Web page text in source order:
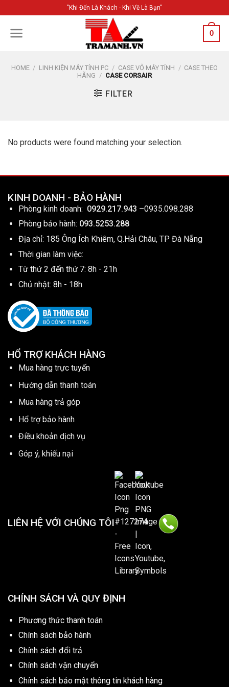
content
"Khi Đến Là Khách - Khi Về Là Bạn"
0
HOME / LINH KIỆN MÁY TÍNH PC / CASE VỎ MÁY TÍNH / CASE THEO
HÃNG / CASE CORSAIR
FILTER
No products were found matching your selection.
KINH DOANH - BẢO HÀNH
Phòng kinh doanh: 0929.217.943 –0935.098.288
Phòng bảo hành: 093.5253.288
Địa chỉ: 185 Ông Ích Khiêm, Q.Hải Châu, TP Đà Nẵng
Thời gian làm việc:
Từ thứ 2 đến thứ 7: 8h - 21h
Chủ nhật: 8h - 18h
HỔ TRỢ KHÁCH HÀNG
Mua hàng trực tuyến
Hướng dẫn thanh toán
Mua hàng trả góp
Hổ trợ bảo hành
Điều khoản dịch vụ
Góp ý, khiếu nại
LIÊN HỆ VỚI CHÚNG TÔI
CHÍNH SÁCH VÀ QUY ĐỊNH
Phương thức thanh toán
Chính sách bảo hành
Chính sách đổi trả
Chính sách vận chuyển
Chính sách bảo mật thông tin khách hàng